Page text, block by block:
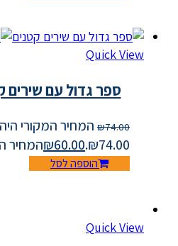
Quick View
ספר גדול עם שירים
₪74.00
המחיר המקורי
₪74.00.
₪60.00 המחיר
הוספה לסל
Quick View